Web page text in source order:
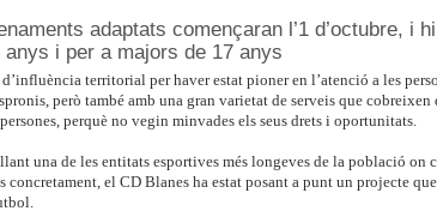
adaptats començaran l’1 d’octubre, i
i per a majors de 17 anys
territorial per haver estat pioner en l’atenció a les
però també amb una gran varietat de serveis que cobreixen
perquè no vegin minvades els seus drets i oportunitats.
una de les entitats esportives més longeves de la població on
el CD Blanes ha estat posant a punt un projecte